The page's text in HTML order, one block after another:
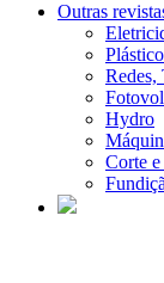
Outras
Redes,
Hydro
Corte